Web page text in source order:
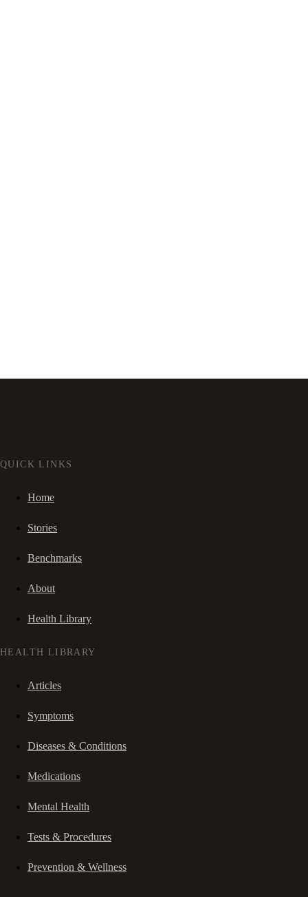
QUICK LINKS
Home
Stories
Benchmarks
About
Health Library
HEALTH LIBRARY
Articles
Symptoms
Diseases & Conditions
Medications
Mental Health
Tests & Procedures
Prevention & Wellness